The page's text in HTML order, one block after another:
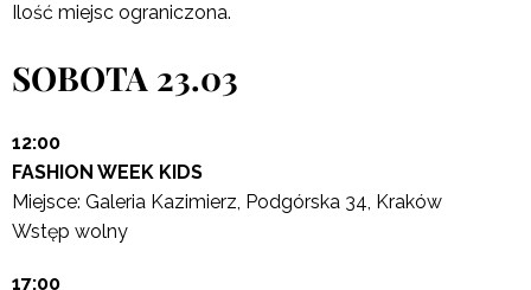
Ilość miejsc ograniczona.
SOBOTA 23.03
12:00
FASHION WEEK KIDS
Miejsce: Galeria Kazimierz, Podgórska 34, Kraków
Wstęp wolny
17:00